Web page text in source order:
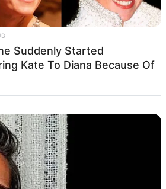
Suddenly Started
Kate To Diana Because Of